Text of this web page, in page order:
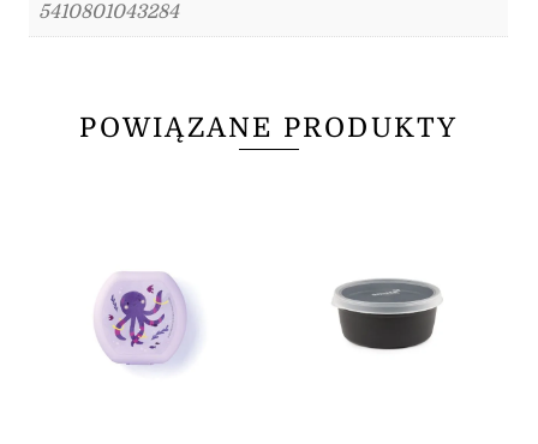
5410801043284
POWIĄZANE PRODUKTY